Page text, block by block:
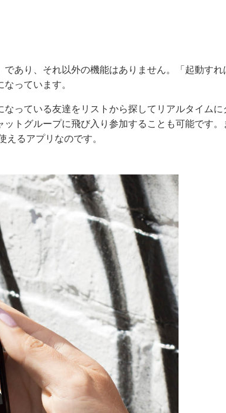
あり、それ以外の機能はありません。「起動すれ
っています。
っている友達をリストから探してリアルタイムに
トグループに飛び入り参加することも可能です。
るアプリなのです。